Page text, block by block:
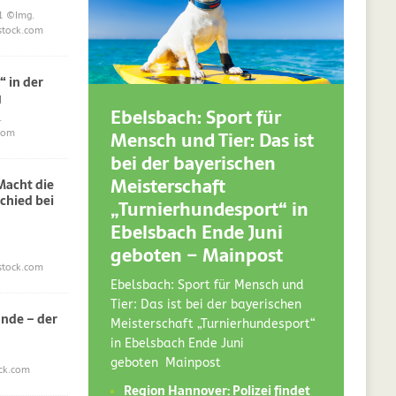
©Img.
in der
die
bei
– der
Ebelsbach: Sport für
Mensch und Tier: Das ist
bei der bayerischen
Meisterschaft
„Turnierhundesport“ in
Ebelsbach Ende Juni
geboten – Mainpost
Ebelsbach: Sport für Mensch und
Tier: Das ist bei der bayerischen
Meisterschaft „Turnierhundesport“
in Ebelsbach Ende Juni
geboten Mainpost
Region Hannover: Polizei findet